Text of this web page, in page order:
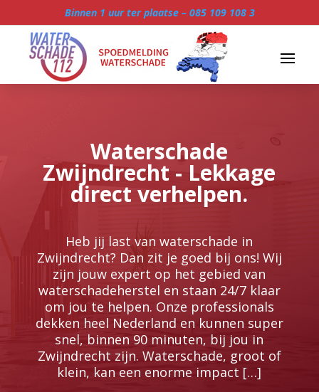
Binnen 1 uur ter plaatse – 085 109 108 3
Waterschade
Zwijndrecht - Lekkage
direct verhelpen.
Heb jij last van waterschade in
Zwijndrecht? Dan zit je goed bij ons! Wij
zijn jouw expert op het gebied van
waterschadeherstel en staan 24/7 klaar
om jou te helpen.​ Onze professionals
dekken heel Nederland en kunnen super
snel, binnen 90 minuten, bij jou in
Zwijndrecht zijn.​ Waterschade, groot of
klein, kan een enorme impact […]